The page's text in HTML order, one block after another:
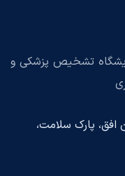
تشخیص پزشکی و
افق، پارک سلامت،